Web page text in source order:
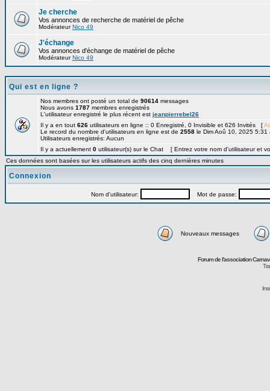
Je cherche
Vos annonces de recherche de matériel de pêche
ModérateurNico 49
J'échange
Vos annonces d'échange de matériel de pêche
ModérateurNico 49
Qui est en ligne ?
Nos membres ont posté un total de 90614 messages
Nous avons 1787 membres enregistrés
L'utilisateur enregistré le plus récent est jeanpierrebel26
Il y a en tout 626 utilisateurs en ligne :: 0 Enregistré, 0 Invisible et 626 Invités [
Le record du nombre d'utilisateurs en ligne est de 2558 le Dim Aoû 10, 2025 5:31
Utilisateurs enregistrés: Aucun
Il y a actuellement 0 utilisateur(s) sur le Chat [ Entrez votre nom d'utilisateur et
Ces données sont basées sur les utilisateurs actifs des cinq dernières minutes
Connexion
Nom d'utilisateur: Mot de passe:
Nouveaux messages
Forum de l'association